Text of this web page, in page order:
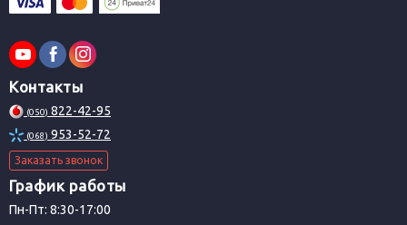
Контакты
(050) 822-42-95
(068) 953-52-72
Заказать звонок
График работы
Пн-Пт: 8:30-17:00